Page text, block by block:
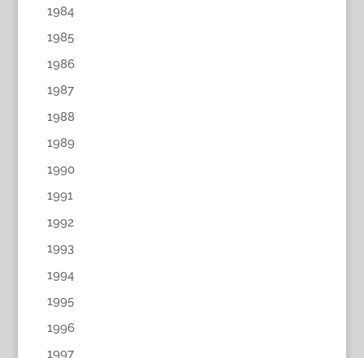
1984
1985
1986
1987
1988
1989
1990
1991
1992
1993
1994
1995
1996
1997